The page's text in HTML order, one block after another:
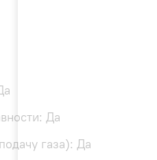
Да
газа): Да